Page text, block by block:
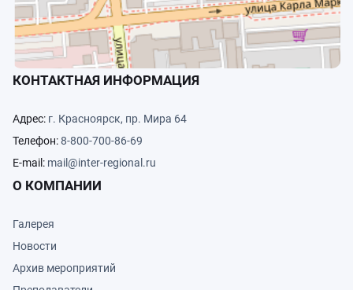
КОНТАКТНАЯ ИНФОРМАЦИЯ
Адрес: г. Красноярск, пр. Мира 64
Телефон:8-800-700-86-69
E-mail: mail@inter-regional.ru
О КОМПАНИИ
Галерея
Новости
Архив мероприятий